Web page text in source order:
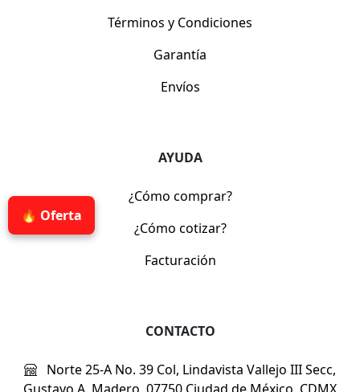
🔥 Oferta
Términos y Condiciones
Garantía
Envíos
AYUDA
¿Cómo comprar?
¿Cómo cotizar?
Facturación
CONTACTO
Norte 25-A No. 39 Col, Lindavista Vallejo III Secc,